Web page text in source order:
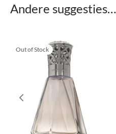
Andere suggesties…
Out of Stock